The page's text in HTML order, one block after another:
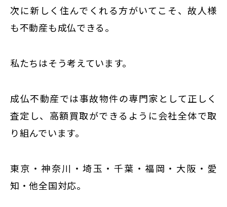
次に新しく住んでくれる方がいてこそ、故人様
も不動産も成仏できる。
私たちはそう考えています。
成仏不動産では事故物件の専門家として正しく
査定し、高額買取ができるように会社全体で取
り組んでいます。
東京・神奈川・埼玉・千葉・福岡・大阪・愛
知・他全国対応。